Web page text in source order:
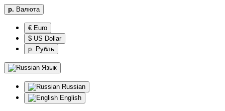
р. Валюта
€ Euro
$ US Dollar
р. Рубль
Язык
Russian
English